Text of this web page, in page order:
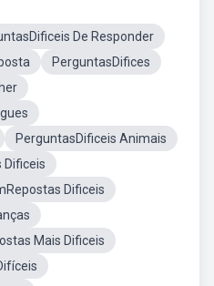
De Responder
PerguntasDifices
PerguntasDificeis Animais
Dificeis
Dificeis
Mais Dificeis